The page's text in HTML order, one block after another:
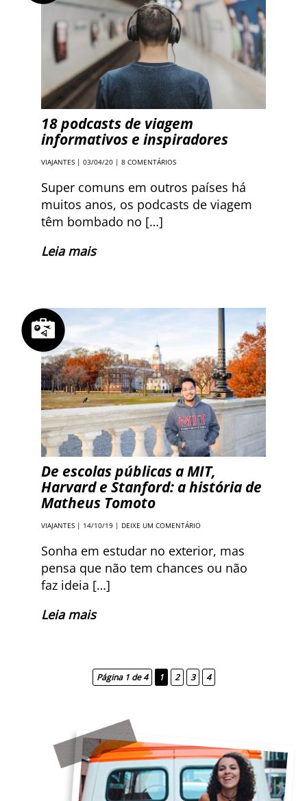
18 podcasts de viagem
informativos e inspiradores
VIAJANTES | 03/04/20 | 8 COMENTÁRIOS
Super comuns em outros países há
muitos anos, os podcasts de viagem
têm bombado no […]
Leia mais
De escolas públicas a MIT,
Harvard e Stanford: a história de
Matheus Tomoto
VIAJANTES | 14/10/19 | DEIXE UM COMENTÁRIO
Sonha em estudar no exterior, mas
pensa que não tem chances ou não
faz ideia […]
Leia mais
Página 1 de 4 1 2 3 4